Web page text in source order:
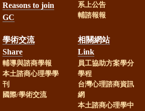
Reasons to join
GC
系上公告
輔諮報報
學術交流
Share
輔導與諮商學報
本土諮商心理學學
刊
國際/學術交流
相關網站
Link
員工協助方案學分
學程
台灣心理諮商資訊
網
本土諮商心理學中